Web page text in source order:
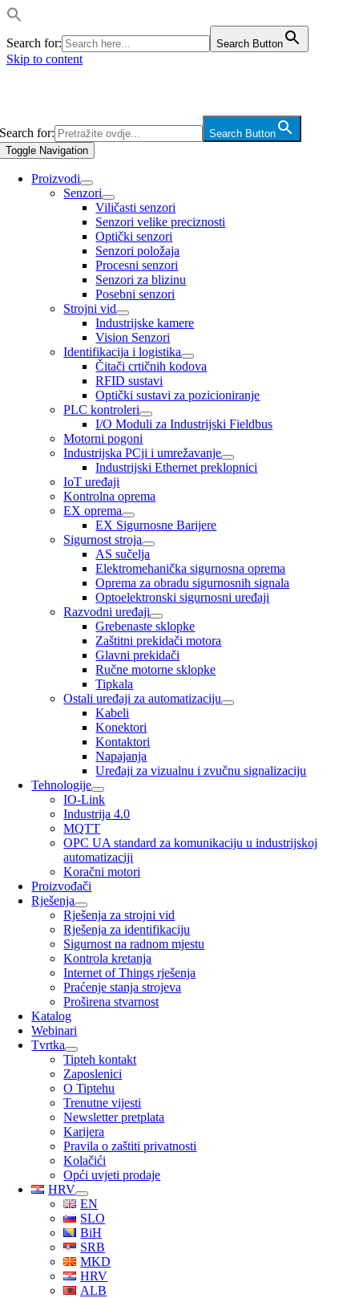
Search for: Search Button
Skip to content
Search for:
Search Button
Toggle Navigation
Proizvodi
Senzori
Viličasti senzori
Senzori velike preciznosti
Optički senzori
Senzori položaja
Procesni senzori
Senzori za blizinu
Posebni senzori
Strojni vid
Industrijske kamere
Vision Senzori
Identifikacija i logistika
Čitači crtičnih kodova
RFID sustavi
Optički sustavi za pozicioniranje
PLC kontroleri
I/O Moduli za Industrijski Fieldbus
Motorni pogoni
Industrijska PCji i umrežavanje
Industrijski Ethernet preklopnici
IoT uređaji
Kontrolna oprema
EX oprema
EX Sigurnosne Barijere
Sigurnost stroja
AS sučelja
Elektromehanička sigurnosna oprema
Oprema za obradu sigurnosnih signala
Optoelektronski sigurnosni uređaji
Razvodni uređaji
Grebenaste sklopke
Zaštitni prekidači motora
Glavni prekidači
Ručne motorne sklopke
Tipkala
Ostali uređaji za automatizaciju
Kabeli
Konektori
Kontaktori
Napajanja
Uređaji za vizualnu i zvučnu signalizaciju
Tehnologije
IO-Link
Industrija 4.0
MQTT
OPC UA standard za komunikaciju u industrijskoj
automatizaciji
Koračni motori
Proizvođači
Rješenja
Rješenja za strojni vid
Rješenja za identifikaciju
Sigurnost na radnom mjestu
Kontrola kretanja
Internet of Things rješenja
Praćenje stanja strojeva
Proširena stvarnost
Katalog
Webinari
Tvrtka
Tipteh kontakt
Zaposlenici
O Tiptehu
Trenutne vijesti
Newsletter pretplata
Karijera
Pravila o zaštiti privatnosti
Kolačići
Opći uvjeti prodaje
HRV
EN
SLO
BiH
SRB
MKD
HRV
ALB